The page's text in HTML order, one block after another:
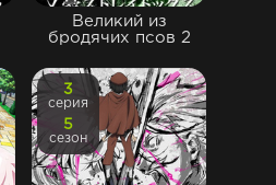
Великий из
бродячих псов 2
3
серия
5
сезон